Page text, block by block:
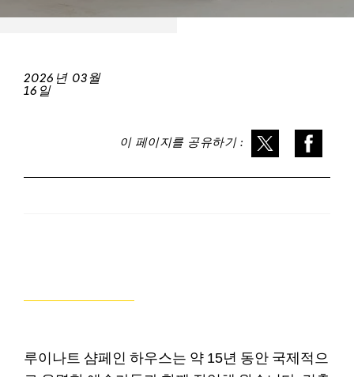
2026년 03월
16일
이 페이지를 공유하기 :
루이나트 샴페인 하우스는 약 15년 동안 국제적으